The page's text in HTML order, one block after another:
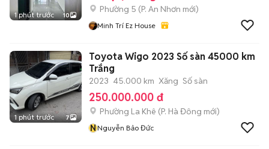
1 phút trước 10
Phường 5 (P. An Nhơn mới)
Minh Trí Ez House
1 phút trước 7
Toyota Wigo 2023 Số sàn 45000 km
Trắng
2023 45.000 km Xăng Số sàn
250.000.000 đ
Phường La Khê (P. Hà Đông mới)
NNguyễn Bảo Đức